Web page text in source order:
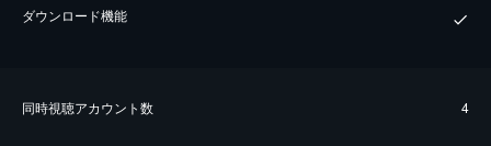
ダウンロード機能
同時視聴アカウント数 4